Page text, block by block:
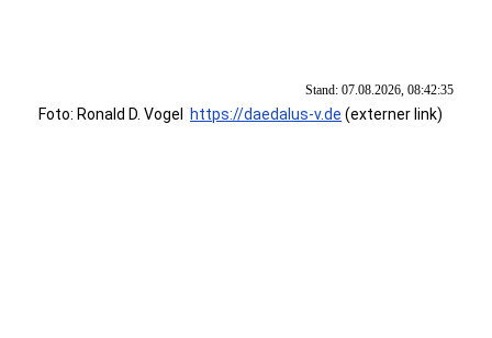
Stand: 07.08.2026, 08:42:35
Foto: Ronald D. Vogel https://daedalus-v.de (externer link)